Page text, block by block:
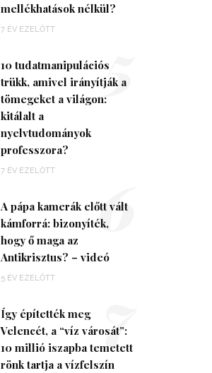
mellékhatások nélkül?
7 ÉV EZELŐTT
10 tudatmanipulációs
trükk, amivel irányítják a
tömegeket a világon:
kitálalt a
nyelvtudományok
professzora?
7 ÉV EZELŐTT
5
A pápa kamerák előtt vált
kámforrá: bizonyíték,
hogy ő maga az
Antikrisztus? – videó
5 ÉV EZELŐTT
6
Így építették meg
Velencét, a “víz városát”:
10 millió iszapba temetett
rönk tartja a vízfelszín
7